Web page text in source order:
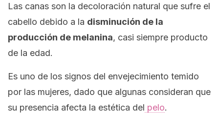
Las canas son la decoloración natural que sufre el
cabello debido a la disminución de la
producción de melanina, casi siempre producto
de la edad.
Es uno de los signos del envejecimiento temido
por las mujeres, dado que algunas consideran que
su presencia afecta la estética del pelo.